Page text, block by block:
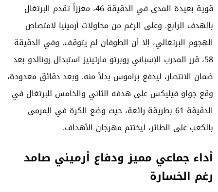
قوية بعيدة المدى في الدقيقة 46، معززاً تقدم البرتغال
بالهدف الرابع. وعلى الرغم من محاولات أرمينيا لامتصاص
الهجوم البرتغالي، إلا أن الطوفان لم يتوقف. وفي الدقيقة
58، قرر المدرب الإسباني روبرتو مارتينيز استبدال رونالدو بعد
ضمان الانتصار، ليدفع براموس بدلاً منه. وبعد دقائق معدودة،
وقع جواو فيليكس على هدفه الثاني والخامس للبرتغال في
الدقيقة 61 بطريقة رائعة، حيث وضع الكرة في المرمى
بالكعب على الطائر، ليختتم مهرجان الأهداف.
أداء جماعي مميز ودفاع أرميني صامد
رغم الخسارة